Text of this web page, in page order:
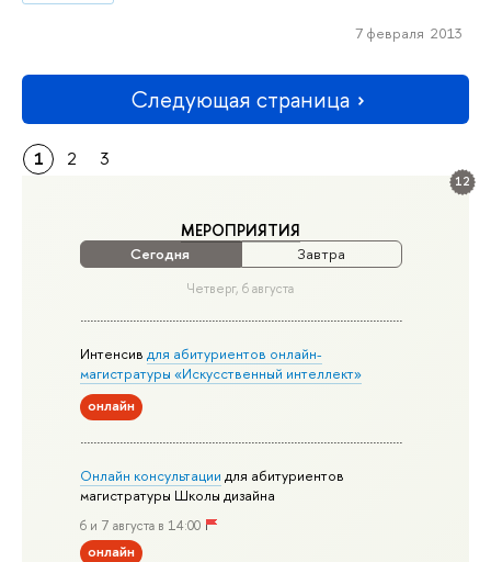
12
МЕРОПРИЯТИЯ
Сегодня Завтра
Четверг, 6 августа
Интенсивдля абитуриентов онлайн-
магистратуры «Искусственный интеллект»
онлайн
Онлайн консультации для абитуриентов
магистратуры Школы дизайна
6 и 7 августа в 14:00
онлайн
7 февраля 2013
Следующая страница
1 2 3